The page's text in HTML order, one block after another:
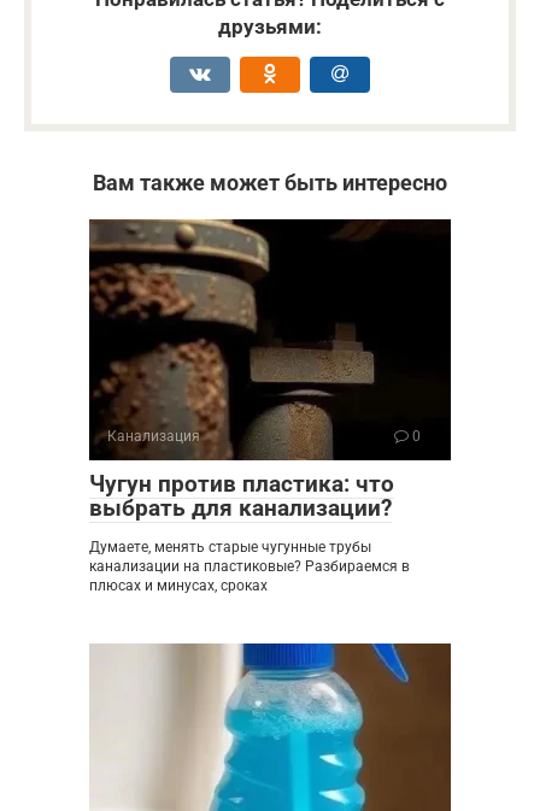
друзьями:
Вам также может быть интересно
Канализация 0
Чугун против пластика: что
выбрать для канализации?
Думаете, менять старые чугунные трубы
канализации на пластиковые? Разбираемся в
плюсах и минусах, сроках